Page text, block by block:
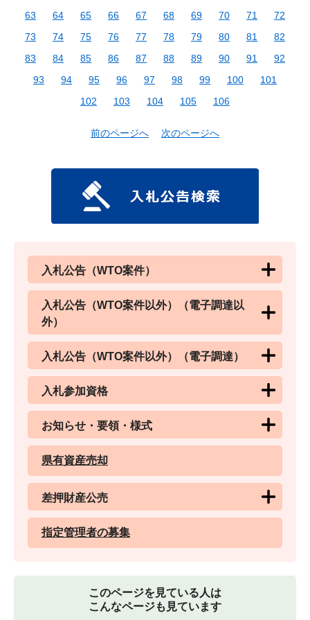
63
64 65 66 67 68 69 70 71
72
73
74 75 76 77 78 79 80 81
82
83
84 85 86 87 88 89 90 91
92
93
94 95 96 97 98 99 100
101
102
103 104 105 106
前のページへ 次のページへ
入札公告（WTO案件）
入札公告（WTO案件以外）（電子調達以
外）
入札公告（WTO案件以外）（電子調達）
入札参加資格
お知らせ・要領・様式
県有資産売却
差押財産公売
指定管理者の募集
このページを見ている人は
こんなページも見ています